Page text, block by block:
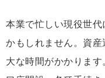
本業で忙しい現役世代
かもしれません。資
大な時間がかかります